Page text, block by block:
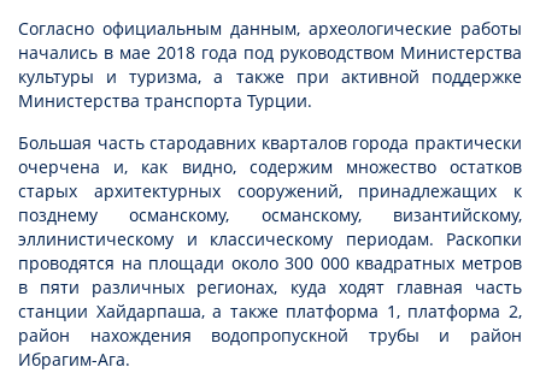
Согласно официальным данным, археологические работы
начались в мае 2018 года под руководством Министерства
культуры и туризма, а также при активной поддержке
Министерства транспорта Турции.
Большая часть стародавних кварталов города практически
очерчена и, как видно, содержим множество остатков
старых архитектурных сооружений, принадлежащих к
позднему османскому, османскому, византийскому,
эллинистическому и классическому периодам. Раскопки
проводятся на площади около 300 000 квадратных метров
в пяти различных регионах, куда ходят главная часть
станции Хайдарпаша, а также платформа 1, платформа 2,
район нахождения водопропускной трубы и район
Ибрагим-Ага.